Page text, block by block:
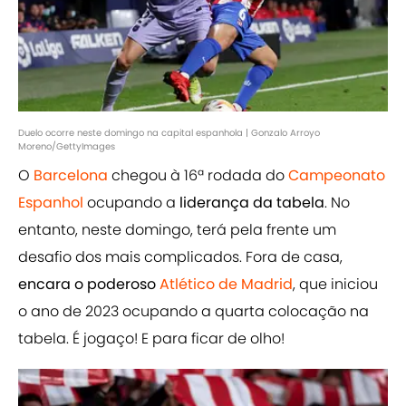
Duelo ocorre neste domingo na capital espanhola | Gonzalo Arroyo
Moreno/GettyImages
O Barcelona chegou à 16ª rodada doCampeonato
Espanhol ocupando a liderança da tabela. No
entanto, neste domingo, terá pela frente um
desafio dos mais complicados. Fora de casa,
encara o poderosoAtlético de Madrid, que iniciou
o ano de 2023 ocupando a quarta colocação na
tabela. É jogaço! E para ficar de olho!